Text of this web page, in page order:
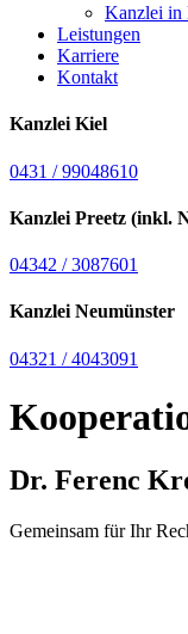
Kanzlei in
Leistungen
Karriere
Kontakt
Kanzlei Kiel
0431 / 99048610
Kanzlei Preetz (inkl.
04342 / 3087601
Kanzlei Neumünster
04321 / 4043091
Dr. Ferenc
Gemeinsam für Ihr